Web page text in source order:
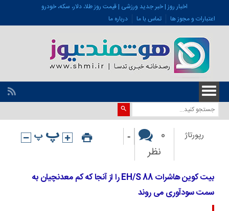
اخبار روز | خبر جدید ورزشی | قیمت روز طلا، دلار، سکه، خودرو
اعتبارات و مجوز ها
تماس با ما درباره ما
رپورتاژ
0
نظر
-
بیت کوین هاشرات 88 EH/S را از آنجا که کم معدنچیان به
سمت سودآوری می روند